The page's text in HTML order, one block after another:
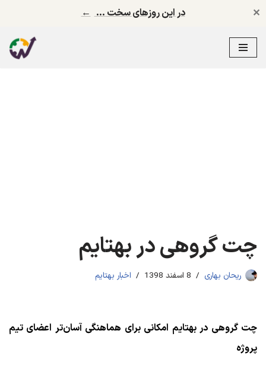
در این روزهای سخت … ← ✕
پرش
چت گروهی در بهتایم
ریحان بهاری 8 اسفند 1398 اخبار بهتایم
چت گروهی در بهتایم امکانی برای هماهنگی آسان‌تر اعضای تیم
پروژه